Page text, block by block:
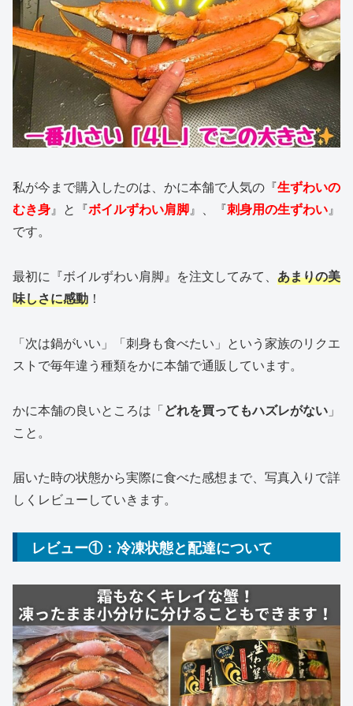
私が今まで購入したのは、かに本舗で人気の『生ずわいの
むき身』と『ボイルずわい肩脚』、『刺身用の生ずわい』
です。
最初に『ボイルずわい肩脚』を注文してみて、 あまりの美
味しさに感動 ！
「次は鍋がいい」「刺身も食べたい」という家族のリクエ
ストで毎年違う種類をかに本舗で通販しています。
かに本舗の良いところは「どれを買ってもハズレがない 」
こと。
届いた時の状態から実際に食べた感想まで、写真入りで詳
しくレビューしていきます。
レビュー①：冷凍状態と配達について